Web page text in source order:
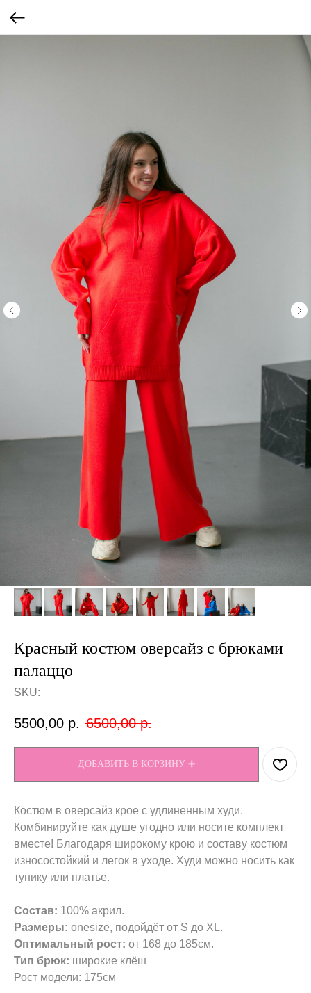
Красный костюм оверсайз с брюками
палаццо
SKU:
5500,00 р. 6500,00 р.
ДОБАВИТЬ В КОРЗИНУ ➕
Костюм в оверсайз крое с удлиненным худи.
Комбинируйте как душе угодно или носите комплект
вместе! Благодаря широкому крою и составу костюм
износостойкий и легок в уходе. Худи можно носить как
тунику или платье.
Состав: 100% акрил.
Размеры: onesize, подойдёт от S до XL.
Оптимальный рост: от 168 до 185см.
Тип брюк: широкие клёш
Рост модели: 175см